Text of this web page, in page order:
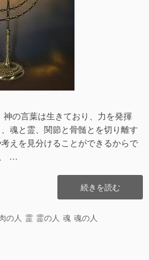
の言葉は生きており、力を発揮
魂と霊、関節と骨髄とを切り離す
えを見分けることができるからで
…
“ス
ピ
ッ
続きを読む
の人 霊 霊の人 魂 魂の人